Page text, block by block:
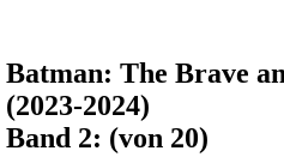
Batman: The Brave
(2023-2024)
Band 2: (von 20)